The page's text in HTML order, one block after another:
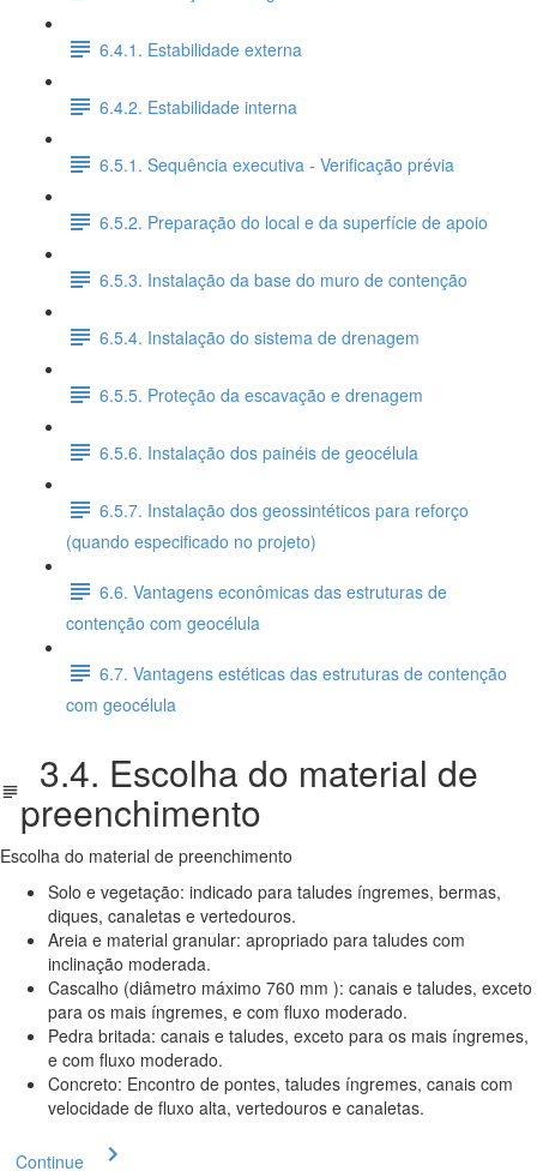
6.4.1. Estabilidade externa
6.4.2. Estabilidade interna
6.5.1. Sequência executiva - Verificação prévia
6.5.2. Preparação do local e da superfície de apoio
6.5.3. Instalação da base do muro de contenção
6.5.4. Instalação do sistema de drenagem
6.5.5. Proteção da escavação e drenagem
6.5.6. Instalação dos painéis de geocélula
6.5.7. Instalação dos geossintéticos para reforço
(quando especificado no projeto)
6.6. Vantagens econômicas das estruturas de
contenção com geocélula
6.7. Vantagens estéticas das estruturas de contenção
com geocélula
3.4. Escolha do material de
preenchimento
Escolha do material de preenchimento
Solo e vegetação: indicado para taludes íngremes, bermas,
diques, canaletas e vertedouros.
Areia e material granular: apropriado para taludes com
inclinação moderada.
Cascalho (diâmetro máximo 760 mm ): canais e taludes, exceto
para os mais íngremes, e com fluxo moderado.
Pedra britada: canais e taludes, exceto para os mais íngremes,
e com fluxo moderado.
Concreto: Encontro de pontes, taludes íngremes, canais com
velocidade de fluxo alta, vertedouros e canaletas.
Continue